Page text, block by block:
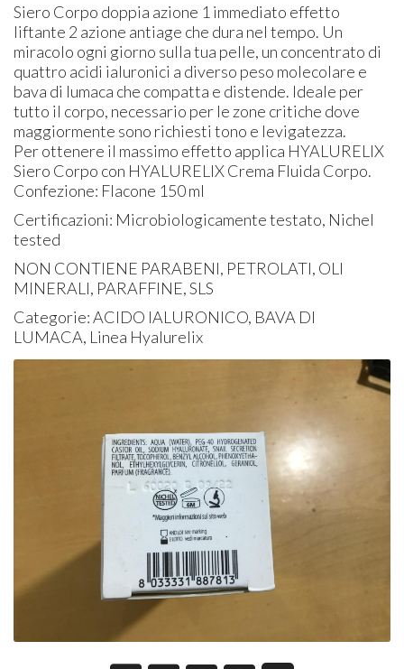
Siero Corpo doppia azione 1 immediato effetto
liftante 2 azione antiage che dura nel tempo. Un
miracolo ogni giorno sulla tua pelle, un concentrato di
quattro acidi ialuronici a diverso peso molecolare e
bava di lumaca che compatta e distende. Ideale per
tutto il corpo, necessario per le zone critiche dove
maggiormente sono richiesti tono e levigatezza.
Per ottenere il massimo effetto applica HYALURELIX
Siero Corpo con HYALURELIX Crema Fluida Corpo.
Confezione: Flacone 150 ml
Certificazioni: Microbiologicamente testato, Nichel
tested
NON CONTIENE PARABENI, PETROLATI, OLI
MINERALI, PARAFFINE, SLS
Categorie: ACIDO IALURONICO, BAVA DI
LUMACA, Linea Hyalurelix